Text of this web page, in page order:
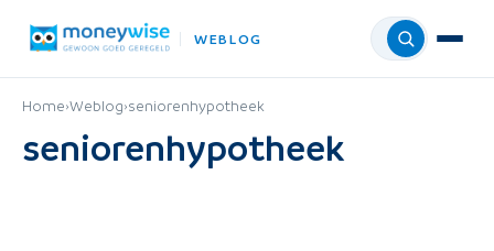
WEBLOG Menu
Home›Weblog›seniorenhypotheek
seniorenhypotheek